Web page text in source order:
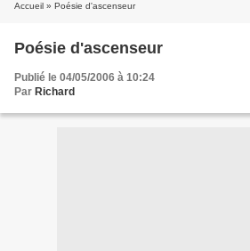
Accueil » Poésie d'ascenseur
Poésie d'ascenseur
Publié le 04/05/2006 à 10:24
Par Richard